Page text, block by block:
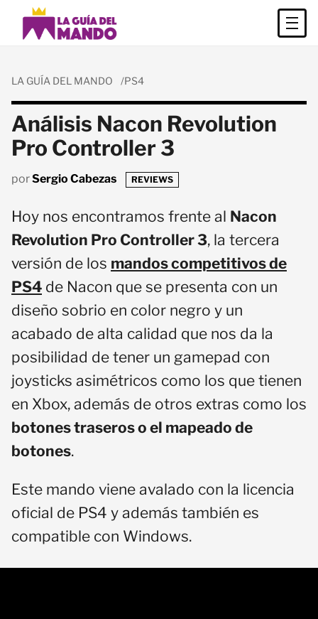
LA GUÍA DEL MANDO PS4
Análisis Nacon Revolution
Pro Controller 3
porSergio Cabezas REVIEWS
Hoy nos encontramos frente al Nacon
Revolution Pro Controller 3, la tercera
versión de los mandos competitivos de
PS4 de Nacon que se presenta con un
diseño sobrio en color negro y un
acabado de alta calidad que nos da la
posibilidad de tener un gamepad con
joysticks asimétricos como los que tienen
en Xbox, además de otros extras como los
botones traseros o el mapeado de
botones.
Este mando viene avalado con la licencia
oficial de PS4 y además también es
compatible con Windows.